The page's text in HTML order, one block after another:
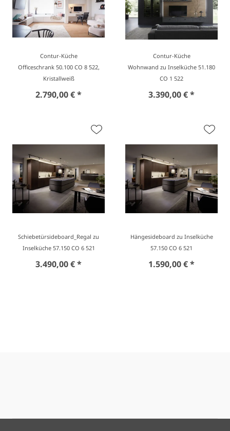
Contur-Küche
Officeschrank 50.100 CO 8 522,
Kristallweiß
2.790,00 € *
Contur-Küche
Wohnwand zu Inselküche 51.180
CO 1 522
3.390,00 € *
Schiebetürsideboard_Regal zu
Inselküche 57.150 CO 6 521
3.490,00 € *
Hängesideboard zu Inselküche
57.150 CO 6 521
1.590,00 € *